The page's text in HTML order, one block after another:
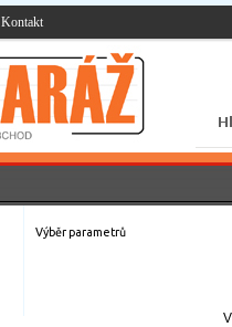
Kontakt
Výběr parametrů